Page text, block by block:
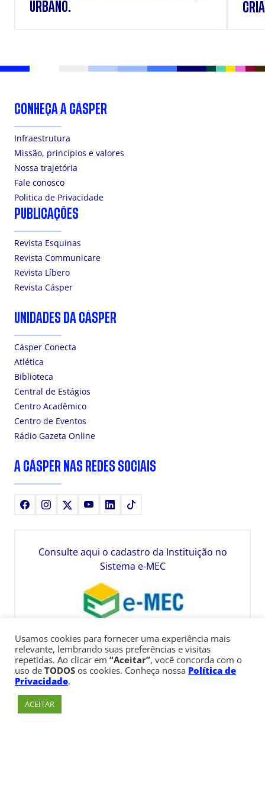
URBANO.
CONHEÇA A CÁSPER
Infraestrutura
Missão, princípios e valores
Nossa trajetória
Fale conosco
Politica de Privacidade
PUBLICAÇÕES
Revista Esquinas
Revista Communicare
Revista Líbero
Revista Cásper
UNIDADES DA CÁSPER
Cásper Conecta
Atlética
Biblioteca
Central de Estágios
Centro Acadêmico
Centro de Eventos
Rádio Gazeta Online
A CÁSPER NAS REDES SOCIAIS
FacebookInstagram YoutubeLinkedIn
Consulte aqui o cadastro da Instituição no
Sistema e-MEC
Usamos cookies para fornecer uma experiência mais
relevante, lembrando suas preferências e visitas
repetidas. Ao clicar em “Aceitar”, você concorda com o
uso de TODOS os cookies. Conheça nossa Política de
Privacidade.
ACEITAR